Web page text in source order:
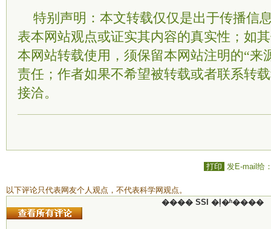
特别声明：本文转载仅仅是出于传播信
表本网站观点或证实其内容的真实性；如
本网站转载使用，须保留本网站注明的“来
责任；作者如果不希望被转载或者联系转
接洽。
打印 发E-mail给
以下评论只代表网友个人观点，不代表科学网观点。
���� SSI �ļ�ʱ����